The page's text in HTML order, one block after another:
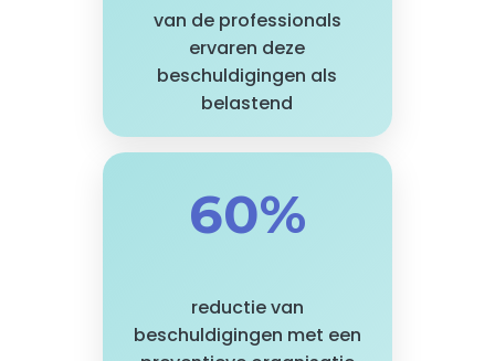
van de professionals
ervaren deze
beschuldigingen als
belastend
60%
reductie van
beschuldigingen met een